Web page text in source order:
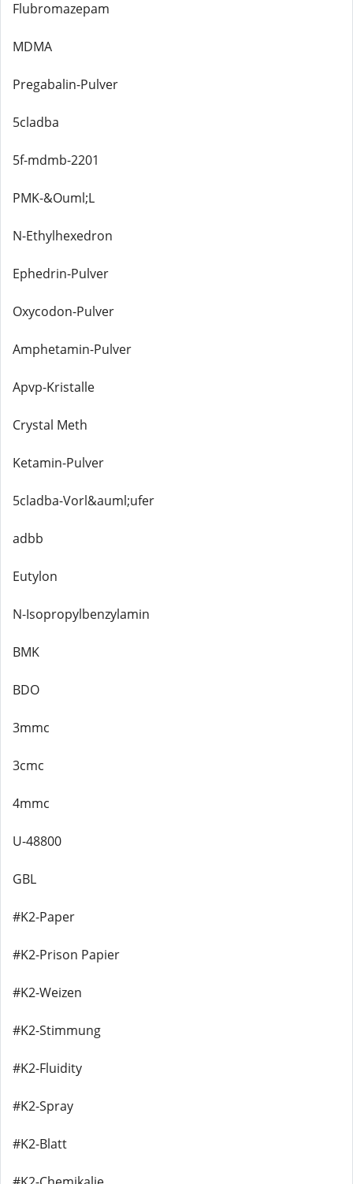
Flubromazepam
MDMA
Pregabalin-Pulver
5cladba
5f-mdmb-2201
PMK-&Ouml;L
N-Ethylhexedron
Ephedrin-Pulver
Oxycodon-Pulver
Amphetamin-Pulver
Apvp-Kristalle
Crystal Meth
Ketamin-Pulver
5cladba-Vorl&auml;ufer
adbb
Eutylon
N-Isopropylbenzylamin
BMK
BDO
3mmc
3cmc
4mmc
U-48800
GBL
#K2-Paper
#K2-Prison Papier
#K2-Weizen
#K2-Stimmung
#K2-Fluidity
#K2-Spray
#K2-Blatt